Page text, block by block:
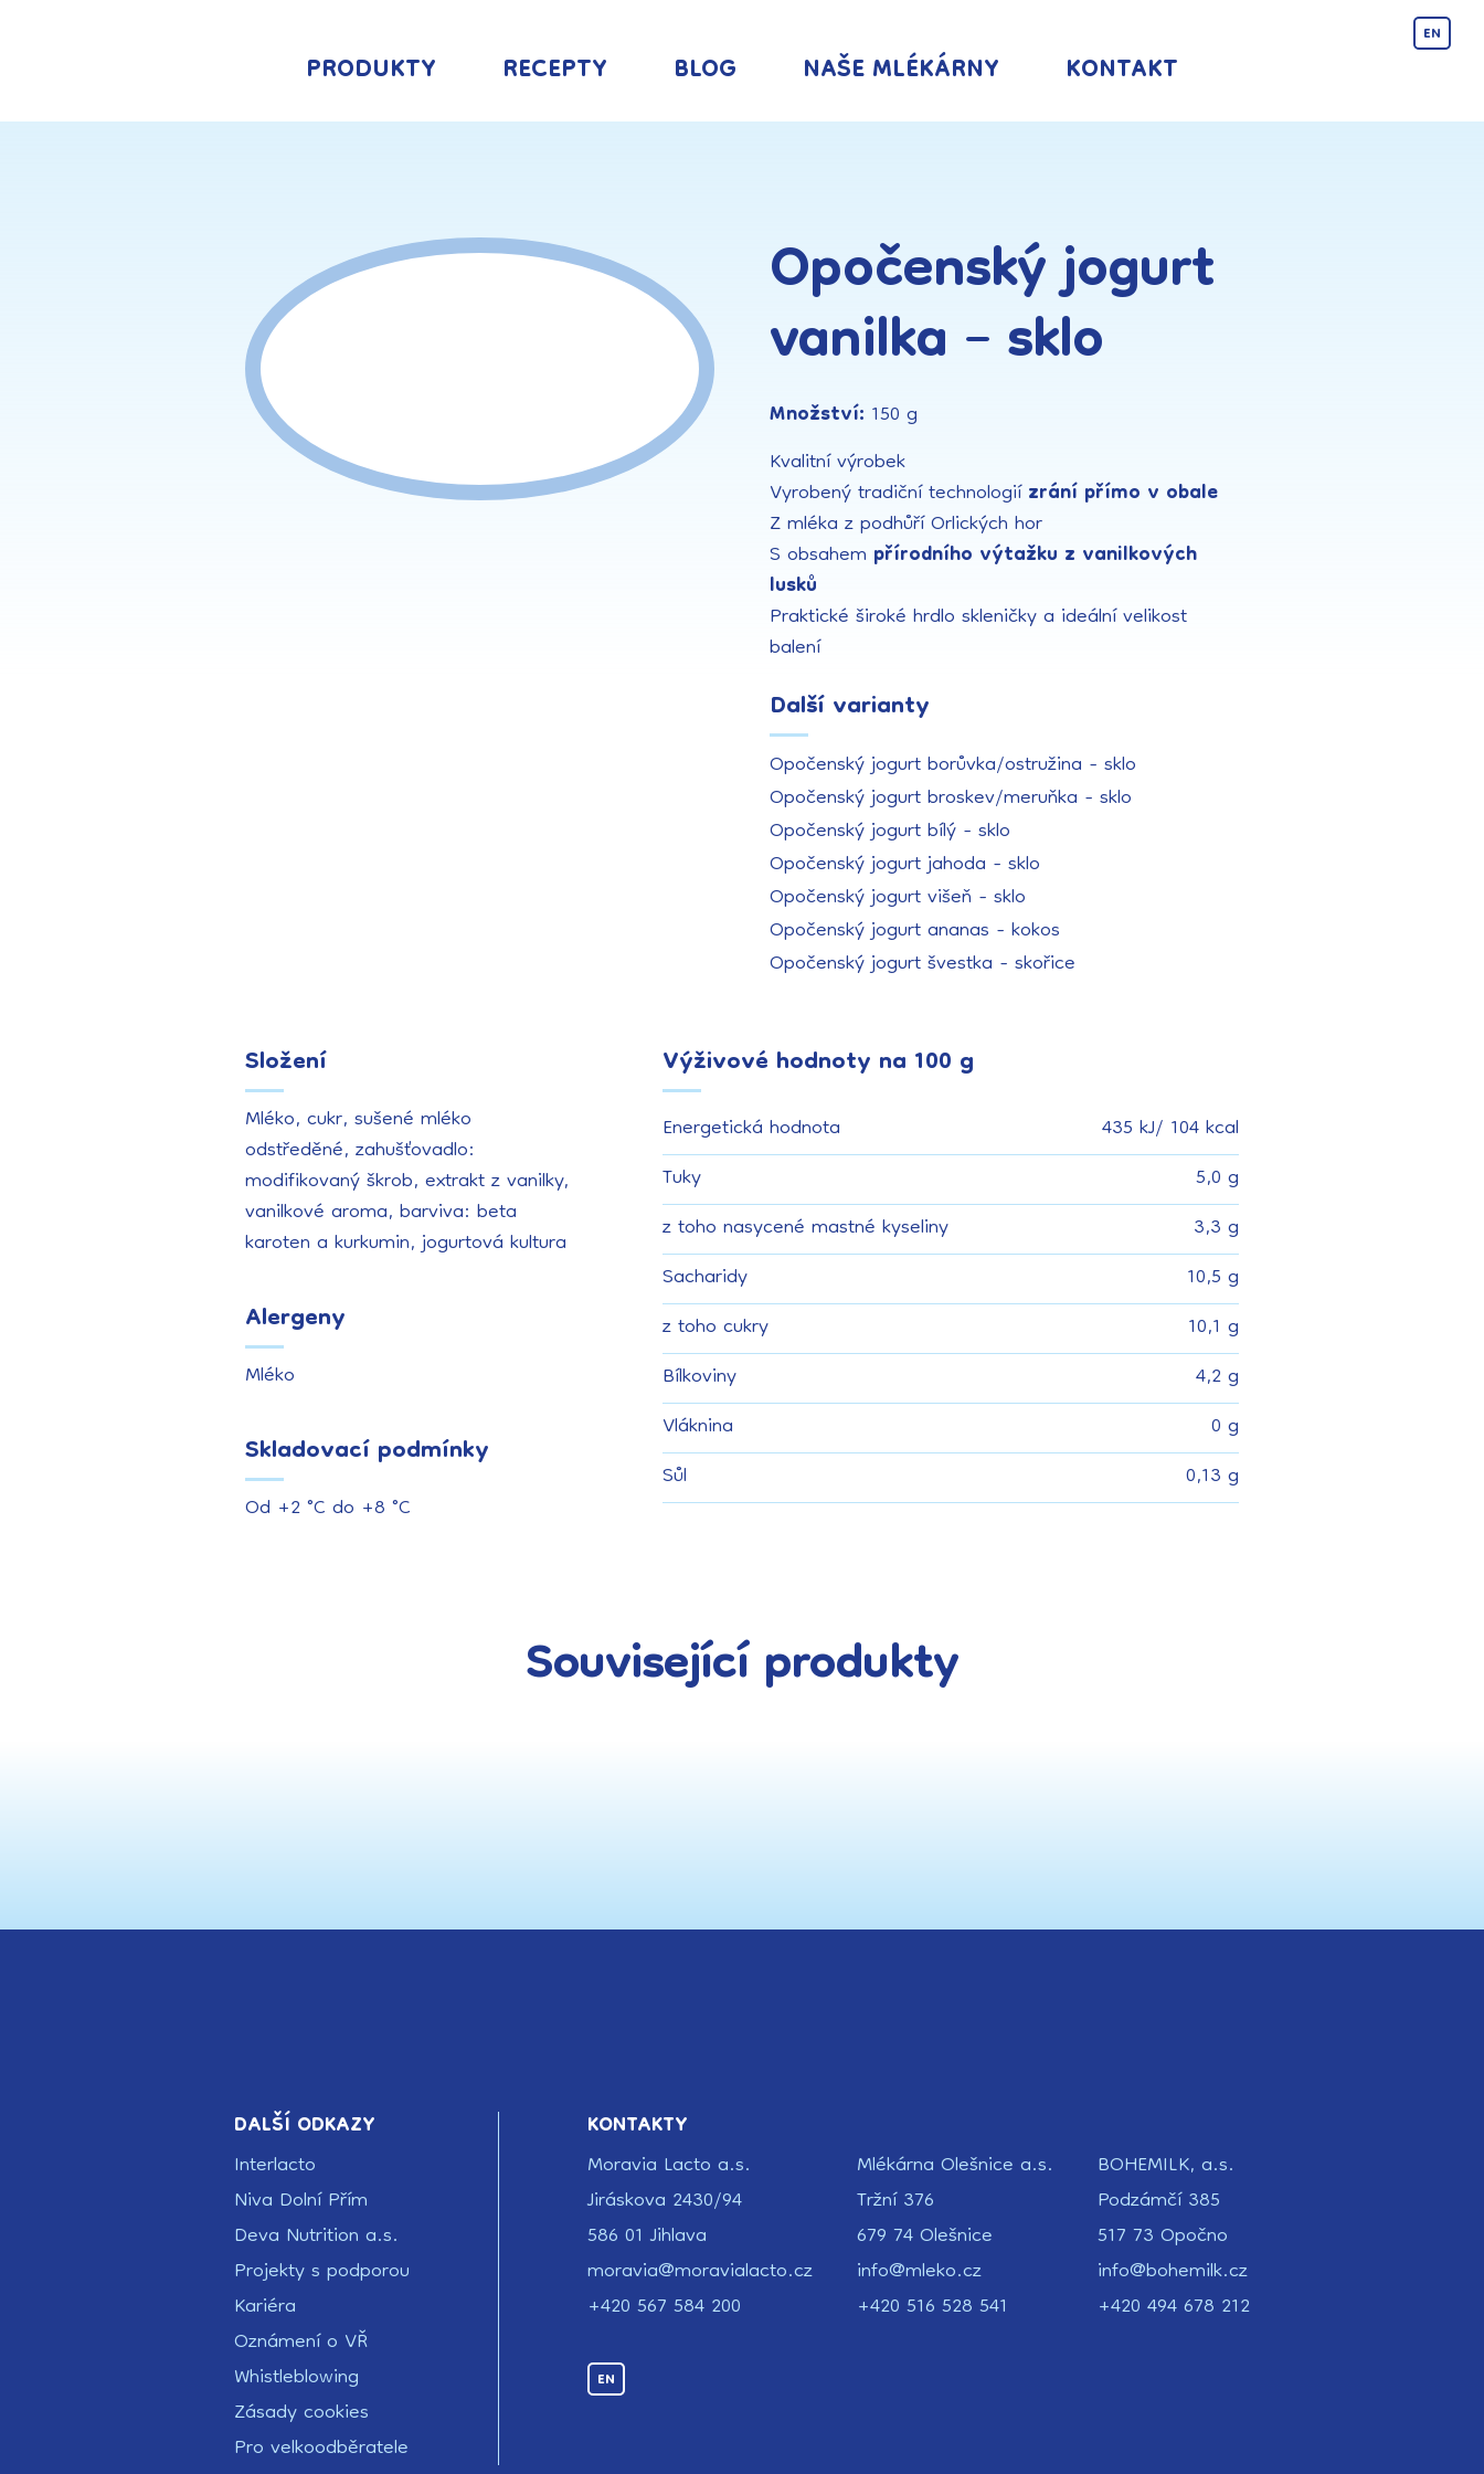
PRODUKTY RECEPTY BLOG NAŠE MLÉKÁRNY KONTAKT
EN
Opočenský jogurt
vanilka – sklo
Množství:150 g
Kvalitní výrobek
Vyrobený tradiční technologiízrání přímo v obale
Z mléka z podhůří Orlických hor
S obsahempřírodního výtažku z vanilkových
lusků
Praktické široké hrdlo skleničky a ideální velikost
balení
Další varianty
Opočenský jogurt borůvka/ostružina - sklo
Opočenský jogurt broskev/meruňka - sklo
Opočenský jogurt bílý - sklo
Opočenský jogurt jahoda - sklo
Opočenský jogurt višeň - sklo
Opočenský jogurt ananas - kokos
Opočenský jogurt švestka - skořice
Složení
Mléko, cukr, sušené mléko
odstředěné, zahušťovadlo:
modifikovaný škrob, extrakt z vanilky,
vanilkové aroma, barviva: beta
karoten a kurkumin, jogurtová kultura
Alergeny
Mléko
Skladovací podmínky
Od +2 °C do +8 °C
Výživové hodnoty na 100 g
Energetická hodnota
435 kJ/ 104 kcal
Tuky
5,0 g
z toho nasycené mastné kyseliny
3,3 g
Sacharidy
10,5 g
z toho cukry
10,1 g
Bílkoviny
4,2 g
Vláknina
0 g
Sůl
0,13 g
Související produkty
DALŠÍ ODKAZY
Interlacto
Niva Dolní Přím
Deva Nutrition a.s.
Projekty s podporou
Kariéra
Oznámení o VŘ
Whistleblowing
Zásady cookies
Pro velkoodběratele
KONTAKTY
Moravia Lacto a.s.
Jiráskova 2430/94
586 01 Jihlava
moravia@moravialacto.cz
+420 567 584 200
Mlékárna Olešnice a.s.
Tržní 376
679 74 Olešnice
info@mleko.cz
+420 516 528 541
BOHEMILK, a.s.
Podzámčí 385
517 73 Opočno
info@bohemilk.cz
+420 494 678 212
EN